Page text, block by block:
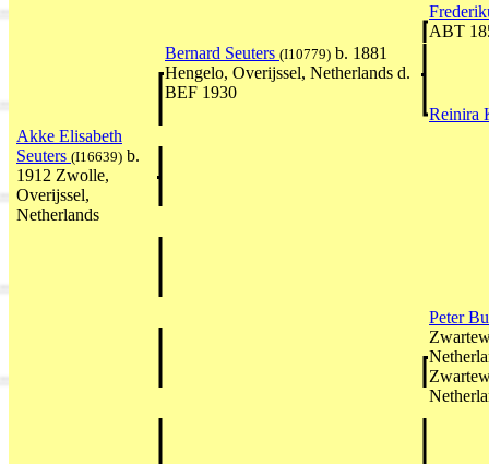
ABT
Bernard Seuters (I10779) b. 1881
Hengelo, Overijssel, Netherlands d.
BEF 1930
Reinira
Akke Elisabeth
Seuters (I16639) b.
1912 Zwolle,
Overijssel,
Netherlands
Peter